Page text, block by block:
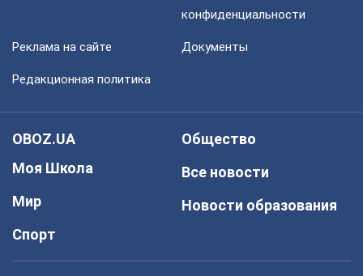
конфиденциальности
Реклама на сайте Документы
Редакционная политика
OBOZ.UA
Моя Школа
Мир
Спорт
Общество
Все новости
Новости образования